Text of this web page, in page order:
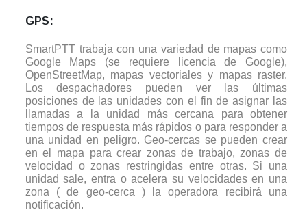
GPS:
SmartPTT trabaja con una variedad de mapas como
Google Maps (se requiere licencia de Google),
OpenStreetMap, mapas vectoriales y mapas raster.
Los despachadores pueden ver las últimas
posiciones de las unidades con el fin de asignar las
llamadas a la unidad más cercana para obtener
tiempos de respuesta más rápidos o para responder a
una unidad en peligro. Geo-cercas se pueden crear
en el mapa para crear zonas de trabajo, zonas de
velocidad o zonas restringidas entre otras. Si una
unidad sale, entra o acelera su velocidades en una
zona ( de geo-cerca ) la operadora recibirá una
notificación.